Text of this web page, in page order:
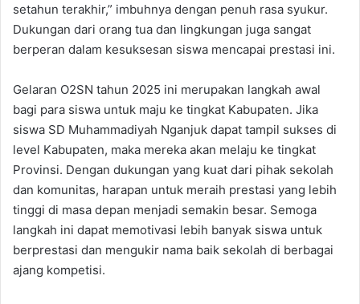
setahun terakhir,” imbuhnya dengan penuh rasa syukur.
Dukungan dari orang tua dan lingkungan juga sangat
berperan dalam kesuksesan siswa mencapai prestasi ini.
Gelaran O2SN tahun 2025 ini merupakan langkah awal
bagi para siswa untuk maju ke tingkat Kabupaten. Jika
siswa SD Muhammadiyah Nganjuk dapat tampil sukses di
level Kabupaten, maka mereka akan melaju ke tingkat
Provinsi. Dengan dukungan yang kuat dari pihak sekolah
dan komunitas, harapan untuk meraih prestasi yang lebih
tinggi di masa depan menjadi semakin besar. Semoga
langkah ini dapat memotivasi lebih banyak siswa untuk
berprestasi dan mengukir nama baik sekolah di berbagai
ajang kompetisi.